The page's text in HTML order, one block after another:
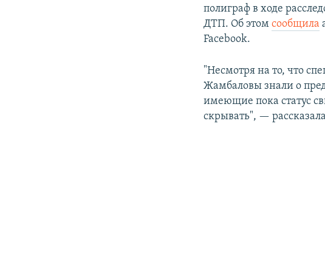
полиграф в ходе
ДТП. Об этомсообщила
Facebook.
"Несмотря на то, что
Жамбаловы знали о
имеющие пока статус
скрывать", —